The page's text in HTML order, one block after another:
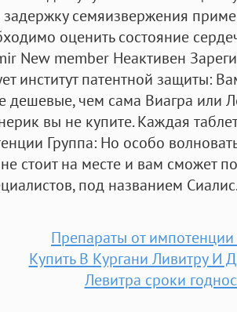
задержку семяизвержения
оценить состояние
New member Неактивен
институт патентной защиты:
дешевые, чем сама Виагра или
вы не купите. Каждая
Группа: Но особо
стоит на месте и вам сможет
под названием
Препараты от импотенции
Купить В Кургани Ливитру И
Левитра сроки